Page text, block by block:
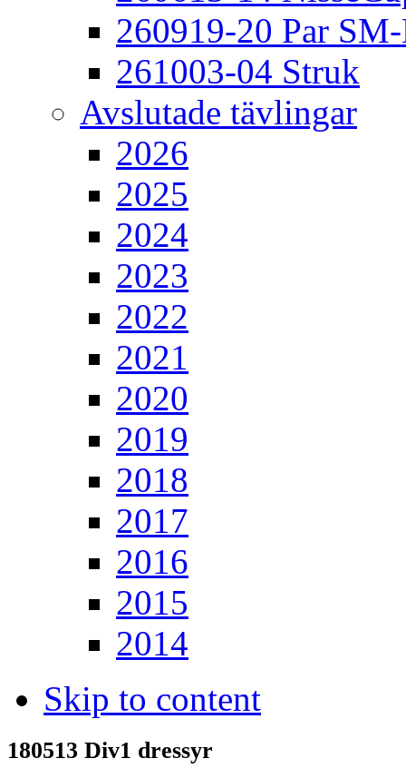
260919-20 Par
261003-04 Struk
Avslutade tävlingar
2026
2025
2024
2023
2022
2021
2020
2019
2018
2017
2016
2015
2014
Skip to content
180513 Div1 dressyr